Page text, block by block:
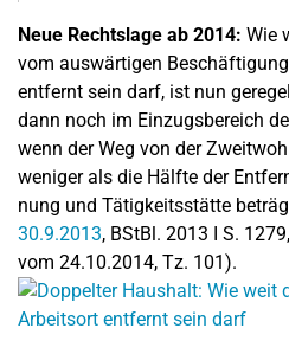
Neue Rechtslage ab 2014: Wie
vom auswärtigen
entfernt sein darf, ist nun
dann noch im Einzugsbereich
wenn der Weg von der
weniger als die Hälfte der
nung und Tätigkeitsstätte
30.9.2013, BStBl. 2013 I S.
vom 24.10.2014, Tz. 101).